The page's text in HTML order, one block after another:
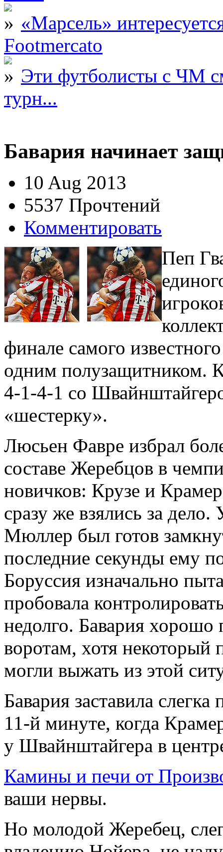
«Марсель»
Footmercato
Эти футболисты с ЧМ
турн...
Бавария начинает
10 Aug 2013
5537 Прочтений
Комментировать
Пеп
финале самого
одним полузащитником.
4-1-4-1 со
«шестерку».
Люсьен Фавре избрал
составе Жеребцов в
новичков: Крузе и
сразу же взялись за
Мюллер был готов
последние секунды ему
Боруссия изначально
пробовала
недолго. Бавария хорошо
воротам, хотя
могли выжать из этой
Бавария заставила
11-й минуте, когда
у Швайнштайгера в
Камины и печи от
ваши нервы.
Но молодой Жеребец,